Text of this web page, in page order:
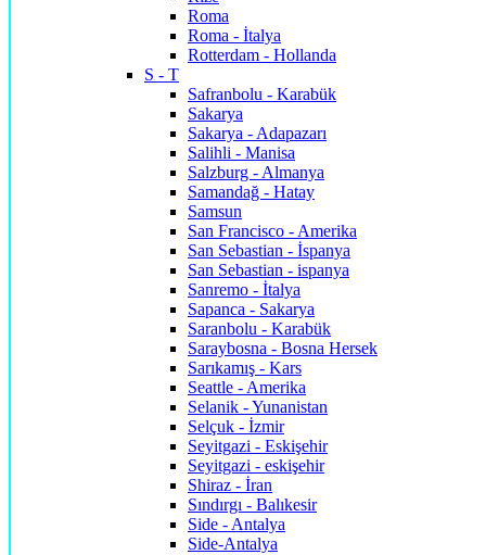
Roma
Roma - İtalya
Rotterdam - Hollanda
S - T
Safranbolu - Karabük
Sakarya
Sakarya - Adapazarı
Salihli - Manisa
Salzburg - Almanya
Samandağ - Hatay
Samsun
San Francisco - Amerika
San Sebastian - İspanya
San Sebastian - ispanya
Sanremo - İtalya
Sapanca - Sakarya
Saranbolu - Karabük
Saraybosna - Bosna Hersek
Sarıkamış - Kars
Seattle - Amerika
Selanik - Yunanistan
Selçuk - İzmir
Seyitgazi - Eskişehir
Seyitgazi - eskişehir
Shiraz - İran
Sındırgı - Balıkesir
Side - Antalya
Side-Antalya